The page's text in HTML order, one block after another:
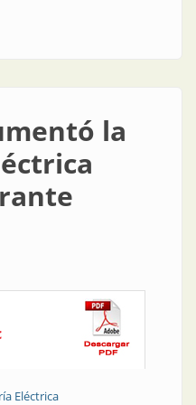
Exposiciones | Congreso de
la
Eléctrica